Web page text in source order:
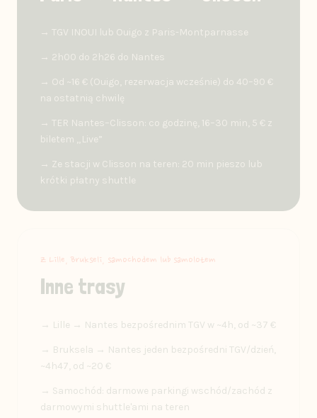
→ TGV INOUI lub Ouigo z Paris-Montparnasse
→ 2h00 do 2h26 do Nantes
→ Od ~16 € (Ouigo, rezerwacja wcześnie) do 40–90 €
na ostatnią chwilę
→ TER Nantes–Clisson: co godzinę, 16–30 min, 5 € z
biletem „Live”
→ Ze stacji w Clisson na teren: 20 min pieszo lub
krótki płatny shuttle
Z Lille, Brukseli, samochodem lub samolotem
Inne trasy
→ Lille → Nantes bezpośrednim TGV w ~4h, od ~37 €
→ Bruksela → Nantes jeden bezpośredni TGV/dzień,
~4h47, od ~20 €
→ Samochód: darmowe parkingi wschód/zachód z
darmowymi shuttle'ami na teren